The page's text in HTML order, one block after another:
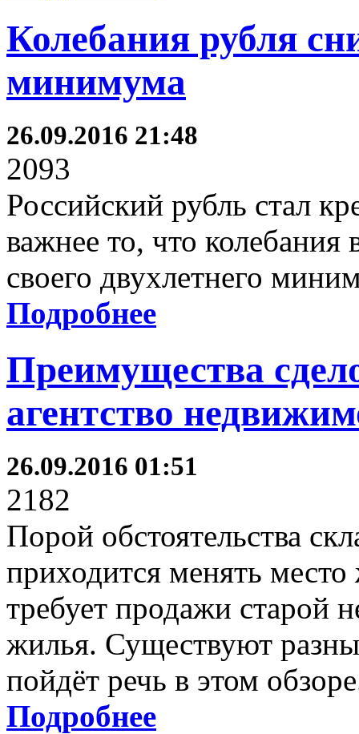
Колебания рубля
минимума
26.09.2016 21:48
2093
Российский рубль стал
важнее то, что
своего двухлетнего
Подробнее
Преимущества
агентство
26.09.2016 01:51
2182
Порой обстоятельства
приходится менять
требует продажи старой
жилья. Существуют
пойдёт речь в этом
Подробнее